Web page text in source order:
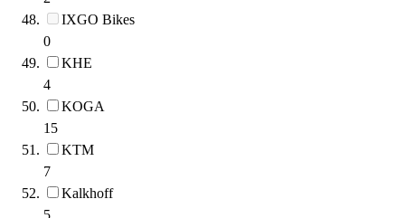
IXGO Bikes
0
KHE
4
KOGA
15
KTM
7
Kalkhoff
5